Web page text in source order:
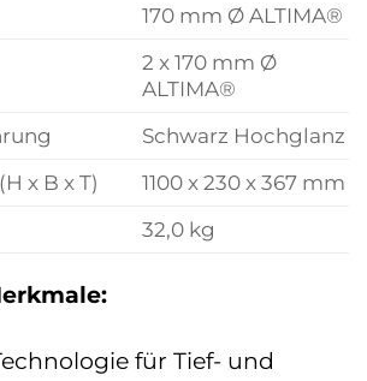
170 mm Ø ALTIMA®
2 x 170 mm Ø
ALTIMA®
Schwarz Hochglanz
x B x T)
1100 x 230 x 367 mm
32,0 kg
für Tief- und